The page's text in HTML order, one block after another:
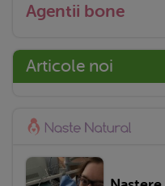
Agentii bone
Articole noi